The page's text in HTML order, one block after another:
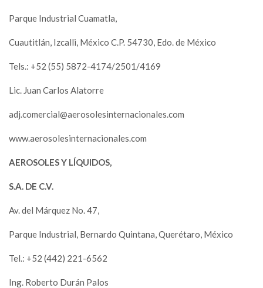
Parque Industrial Cuamatla,
Cuautitlán, Izcalli, México C.P. 54730, Edo. de México
Tels.: +52 (55) 5872-4174/2501/4169
Lic. Juan Carlos Alatorre
adj.comercial@aerosolesinternacionales.com
www.aerosolesinternacionales.com
AEROSOLES Y LÍQUIDOS,
S.A. DE C.V.
Av. del Márquez No. 47,
Parque Industrial, Bernardo Quintana, Querétaro, México
Tel.: +52 (442) 221-6562
Ing. Roberto Durán Palos